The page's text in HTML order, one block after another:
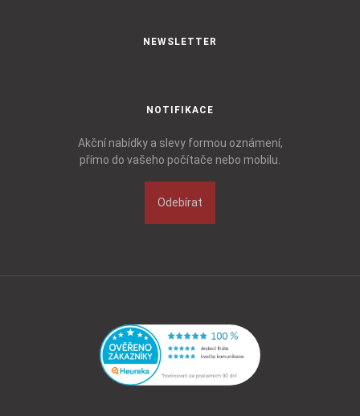
NEWSLETTER
NOTIFIKACE
Akční nabídky a slevy formou oznámení,
přímo do vašeho počítače nebo mobilu.
Odebírat